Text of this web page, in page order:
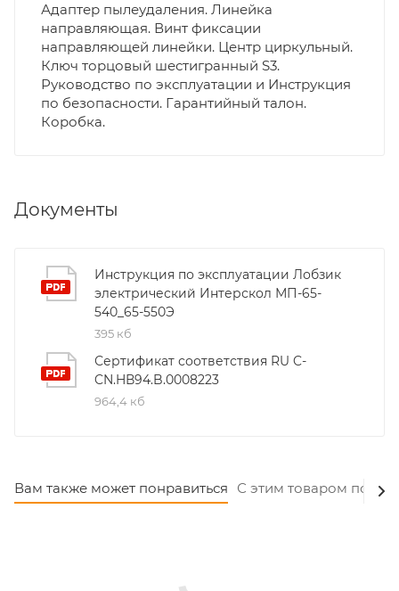
Адаптер пылеудаления. Линейка
направляющая. Винт фиксации
направляющей линейки. Центр циркульный.
Ключ торцовый шестигранный S3.
Руководство по эксплуатации и Инструкция
по безопасности. Гарантийный талон.
Коробка.
Документы
Инструкция по эксплуатации Лобзик
электрический Интерскол МП-65-
540_65-550Э
395 кб
Сертификат соответствия RU C-
CN.HВ94.B.0008223
964,4 кб
Вам также может понравиться С этим товаром